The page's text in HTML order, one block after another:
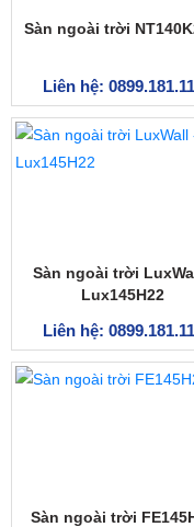
Sàn ngoài trời
Liên hệ:
Sàn ngoài trời
Lux145H22
Liên hệ:
Sàn ngoài trời